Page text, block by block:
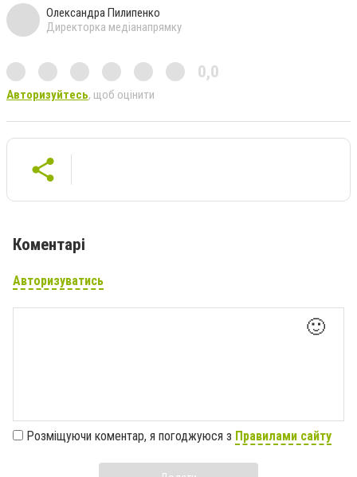
Олександра Пилипенко
Директорка медіанапрямку
0,0
Авторизуйтесь, щоб оцінити
Коментарі
Авторизуватись
🙂
Розміщуючи коментар, я погоджуюся з Правилами сайту